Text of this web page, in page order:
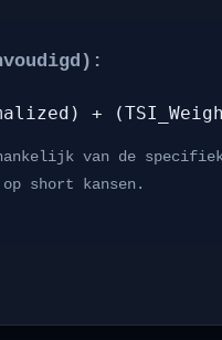
+
van de
short kansen.